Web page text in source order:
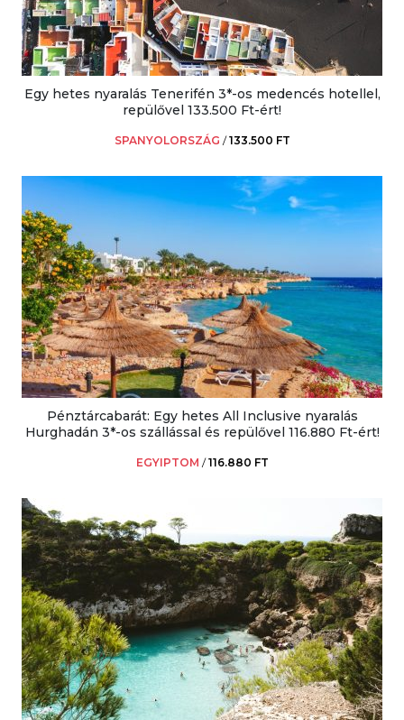
Egy hetes nyaralás Tenerifén 3*-os medencés hotellel,
repülővel 133.500 Ft-ért!
SPANYOLORSZÁG /133.500 FT
Pénztárcabarát: Egy hetes All Inclusive nyaralás
Hurghadán 3*-os szállással és repülővel 116.880 Ft-ért!
EGYIPTOM /116.880 FT